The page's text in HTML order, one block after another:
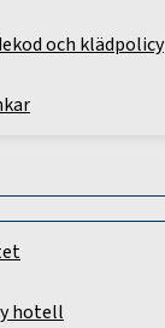
och klädpolicy
hotell